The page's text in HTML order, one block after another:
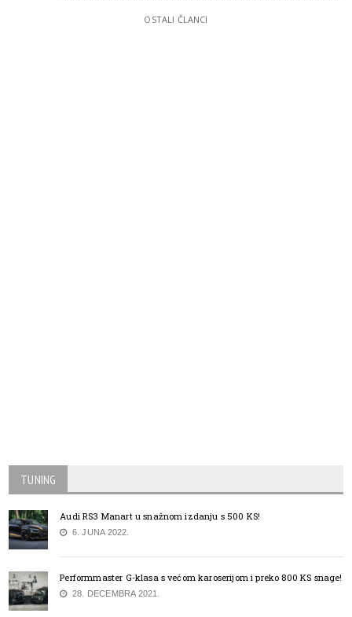
OSTALI ČLANCI
TUNING
Audi RS3 Manart u snažnom izdanju s 500 KS!
6. JUNA 2022.
Performmaster G-klasa s većom karoserijom i preko 800 KS snage!
28. DECEMBRA 2021.